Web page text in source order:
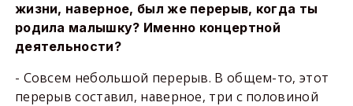
жизни, наверное, был же перерыв, когда ты
родила малышку? Именно концертной
деятельности?
- Совсем небольшой перерыв. В общем-то, этот
перерыв составил, наверное, три с половиной